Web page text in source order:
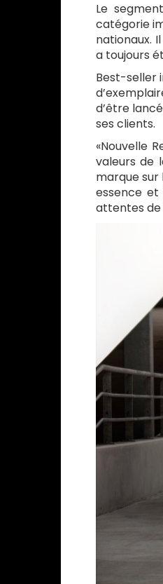
Le
catégorie
nationaux.
a toujours
Best-seller
d’être
ses clients.
«Nouvelle
valeurs de
marque
essence
attentes de